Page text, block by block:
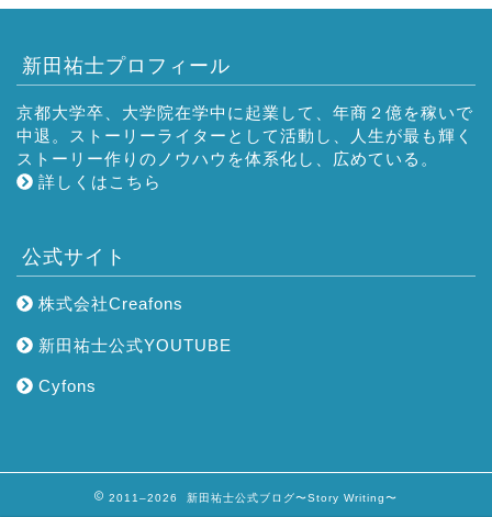
新田祐士プロフィール
京都大学卒、大学院在学中に起業して、年商２億を稼いで
中退。ストーリーライターとして活動し、人生が最も輝く
ストーリー作りのノウハウを体系化し、広めている。
詳しくはこちら
公式サイト
株式会社Creafons
新田祐士公式YOUTUBE
Cyfons
2011–2026 新田祐士公式ブログ〜Story Writing〜